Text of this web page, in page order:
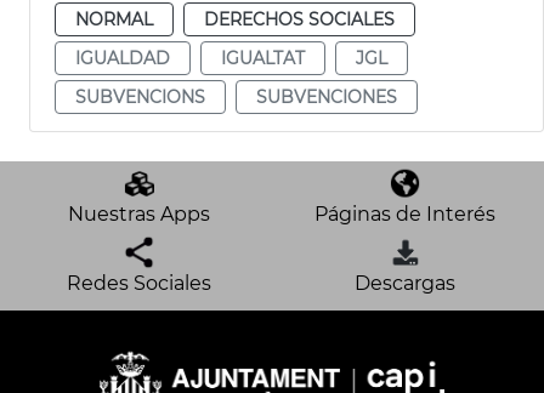
NORMAL
DERECHOS SOCIALES
IGUALDAD
IGUALTAT
JGL
SUBVENCIONS
SUBVENCIONES
Nuestras Apps Páginas de Interés
Redes Sociales Descargas